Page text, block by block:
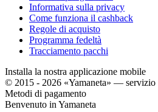
Informativa sulla privacy
Come funziona il cashback
Regole di acquisto
Programma fedeltà
Tracciamento pacchi
Installa la nostra applicazione mobile
© 2015 - 2026 «Yamaneta» — servizio
Metodi di pagamento
Benvenuto in Yamaneta